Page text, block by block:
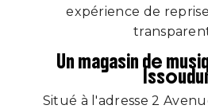
expérience de
Un magasin de
Situé à l'adresse 2